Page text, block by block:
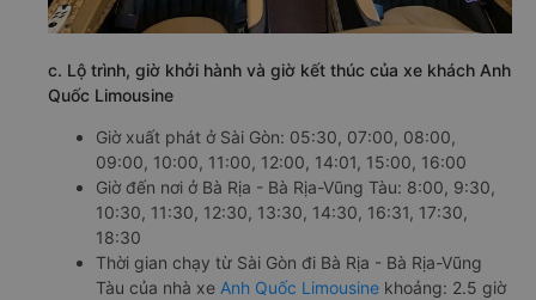
c. Lộ trình, giờ khởi hành và giờ kết thúc của xe khách Anh
Quốc Limousine
Giờ xuất phát ở Sài Gòn: 05:30, 07:00, 08:00,
09:00, 10:00, 11:00, 12:00, 14:01, 15:00, 16:00
Giờ đến nơi ở Bà Rịa - Bà Rịa-Vũng Tàu: 8:00, 9:30,
10:30, 11:30, 12:30, 13:30, 14:30, 16:31, 17:30,
18:30
Thời gian chạy từ Sài Gòn đi Bà Rịa - Bà Rịa-Vũng
Tàu của nhà xe Anh Quốc Limousine khoảng: 2.5 giờ